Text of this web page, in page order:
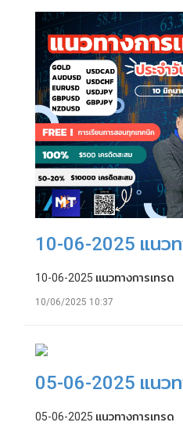
10-06-2025 แนวท
10-06-2025 แนวทางการเทรด
10/06/2025 10:37
05-06-2025 แนวท
05-06-2025 แนวทางการเทรด